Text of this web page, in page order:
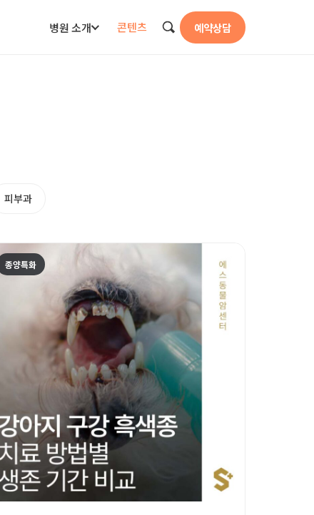
병원 소개 콘텐츠 예약상담
피부과
종양특화